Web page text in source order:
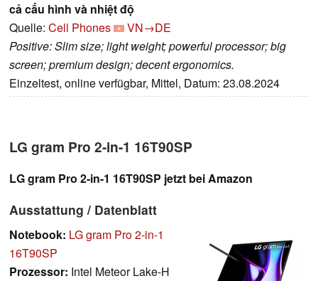
cả cấu hình và nhiệt độ
Quelle: Cell Phones
VN→DE
Positive: Slim size; light weight; powerful processor; big
screen; premium design; decent ergonomics.
Einzeltest, online verfügbar, Mittel, Datum: 23.08.2024
LG gram Pro 2-in-1 16T90SP
LG gram Pro 2-in-1 16T90SP jetzt bei Amazon
Ausstattung / Datenblatt
Notebook: LG gram Pro 2-in-1
16T90SP
Prozessor: Intel Meteor Lake-H